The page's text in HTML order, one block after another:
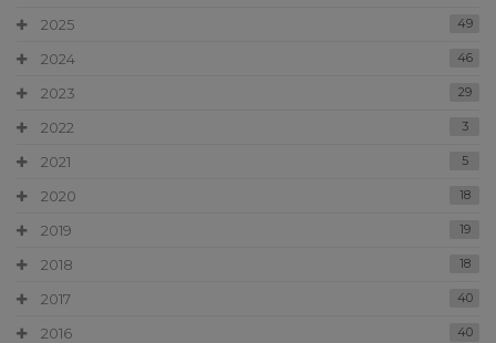
2025 49
2024 46
2023 29
2022 3
2021 5
2020 18
2019 19
2018 18
2017 40
2016 40